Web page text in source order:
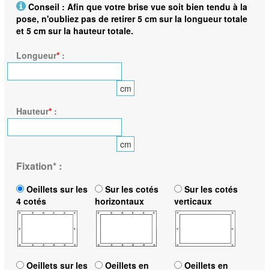
Conseil : Afin que votre brise vue soit bien tendu à la
pose, n'oubliez pas de retirer 5 cm sur la longueur totale
et 5 cm sur la hauteur totale.
Longueur*:
cm
Hauteur*:
cm
Fixation*:
Oeillets sur les
4 cotés
Sur les cotés
horizontaux
Sur les cotés
verticaux
Oeillets sur les
Oeillets en
Oeillets en